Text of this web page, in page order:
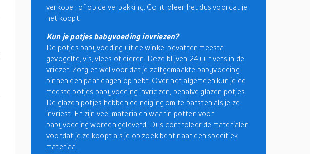
verkoper of op de verpakking. Controleer het dus voordat je
het koopt.
Kun je potjes babyvoeding invriezen?
De potjes babyvoeding uit de winkel bevatten meestal
gevogelte, vis, vlees of eieren. Deze blijven 24 uur vers in de
vriezer. Zorg er wel voor dat je zelfgemaakte babyvoeding
binnen een paar dagen op hebt. Over het algemeen kun je de
meeste potjes babyvoeding invriezen, behalve glazen potjes.
De glazen potjes hebben de neiging om te barsten als je ze
invriest. Er zijn veel materialen waarin potten voor
babyvoeding worden geleverd. Dus controleer de materialen
voordat je ze koopt als je op zoek bent naar een specifiek
materiaal.